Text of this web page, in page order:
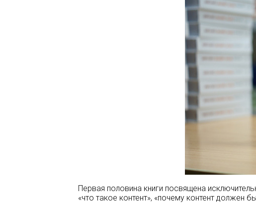
Первая половина книги посвящена
«что такое контент», «почему контент должен